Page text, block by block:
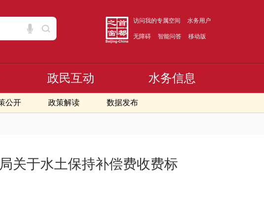
访问我的专属空间 水务用户
无障碍 智能问答 移动版
公开 政策解读 数据发布
政民互动 水务信息
关于水土保持补偿费收费标